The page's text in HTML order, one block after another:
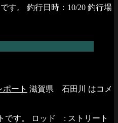
す。 釣行日時：10/20 釣行場
ポート 滋賀県 石田川 はコメ
です。 ロッド : ストリート